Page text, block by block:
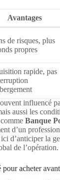
Avantages
de risques, plus
propres
rapide, pas
influencé
aussi les
Banque
d’un
d’anticiper la
de l’opération.
acheter